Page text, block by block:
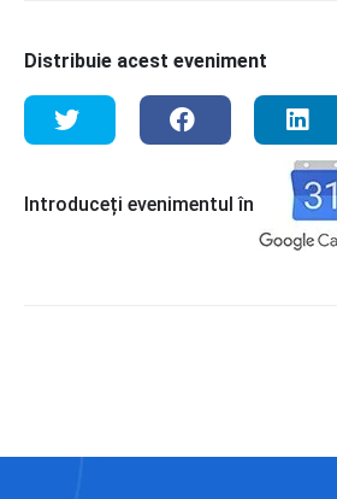
Distribuie acest eveniment
Introduceți evenimentul în